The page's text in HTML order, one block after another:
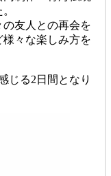
友人との再会を
々な楽しみ方を
じる2日間となり